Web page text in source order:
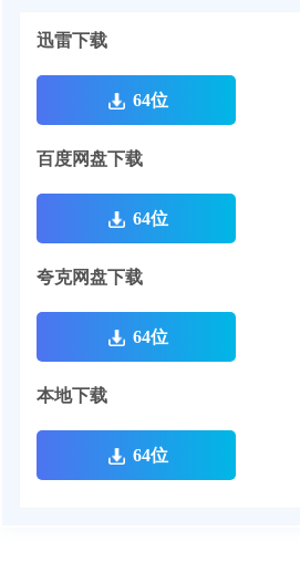
迅雷下载
64位
百度网盘下载
64位
夸克网盘下载
64位
本地下载
64位